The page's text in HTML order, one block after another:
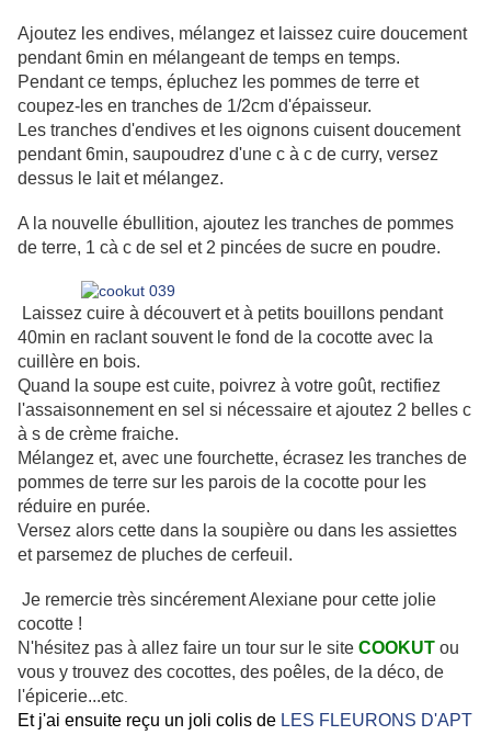
Ajoutez les endives, mélangez et laissez cuire doucement
pendant 6min en mélangeant de temps en temps.
Pendant ce temps, épluchez les pommes de terre et
coupez-les en tranches de 1/2cm d'épaisseur.
Les tranches d'endives et les oignons cuisent doucement
pendant 6min, saupoudrez d'une c à c de curry, versez
dessus le lait et mélangez.
A la nouvelle ébullition, ajoutez les tranches de pommes
de terre, 1 cà c de sel et 2 pincées de sucre en poudre.
Laissez cuire à découvert et à petits bouillons pendant
40min en raclant souvent le fond de la cocotte avec la
cuillère en bois.
Quand la soupe est cuite, poivrez à votre goût, rectifiez
l'assaisonnement en sel si nécessaire et ajoutez 2 belles c
à s de crème fraiche.
Mélangez et, avec une fourchette, écrasez les tranches de
pommes de terre sur les parois de la cocotte pour les
réduire en purée.
Versez alors cette dans la soupière ou dans les assiettes
et parsemez de pluches de cerfeuil.
Je remercie très sincérement Alexiane pour cette jolie
cocotte !
N'hésitez pas à allez faire un tour sur le site COOKUT ou
vous y trouvez des cocottes, des poêles, de la déco, de
l'épicerie...etc
Et j'ai ensuite reçu un joli colis de LES FLEURONS D'APT